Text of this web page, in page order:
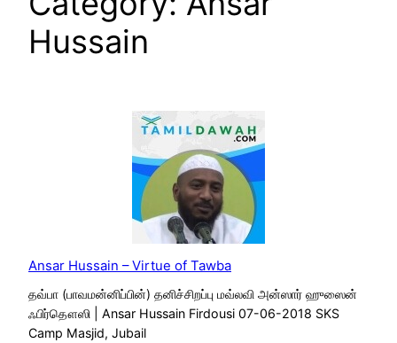
Hussain
Ansar Hussain – Virtue of Tawba
தவ்பா (பாவமன்னிப்பின்) தனிச்சிறப்பு மவ்லவி அன்ஸார் ஹுஸைன்
ஃபிர்தௌஸி | Ansar Hussain Firdousi 07-06-2018 SKS
Camp Masjid, Jubail